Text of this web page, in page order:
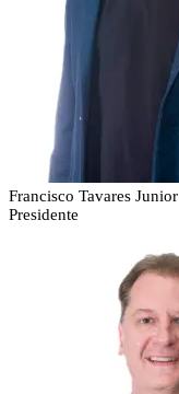
Francisco Tavares Junior
Presidente